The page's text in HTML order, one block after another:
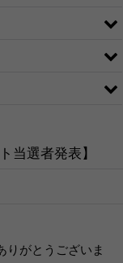
当選者発表】
りがとうございま